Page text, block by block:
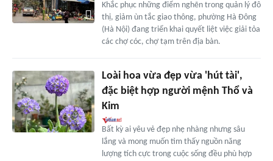
Khắc phục những điểm nghẽn trong quản lý đô
thị, giảm ùn tắc giao thông, phường Hà Đông
(Hà Nội) đang triển khai quyết liệt việc giải tỏa
các chợ cóc, chợ tạm trên địa bàn.
Loài hoa vừa đẹp vừa 'hút tài',
đặc biệt hợp người mệnh Thổ và
Kim
Bất kỳ ai yêu vẻ đẹp nhẹ nhàng nhưng sâu
lắng và mong muốn tìm thấy nguồn năng
lượng tích cực trong cuộc sống đều phù hợp